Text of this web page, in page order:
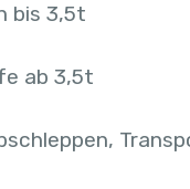
bis 3,5t
ab 3,5t